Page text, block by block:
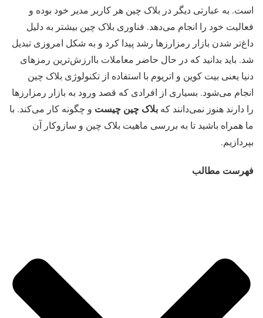
است. به عبارتی دیگر در بلاک چین هر کاربر مدیر خود بوده و
فعالیت خود را انجام می‌دهد. فناوری بلاک چین بیشتر به دلیل
داغ‌تر شدن بازار رمزارزها رشد پیدا کرد و به شکل امروزی تبدیل
شد. باید بدانید که در حال حاضر معاملات باارزش‌ترین رمزهای
دنیا یعنی بیت کوین و اتریوم با استفاده از تکنولوژی بلاک چین
انجام می‌شود. بسیاری از افرادی که قصد ورود به بازار رمزارزها
را دارند هنوز نمی‌دانند که بلاک چین چیست و چگونه کار می‌کند. با
ما همراه باشید تا به بررسی ماهیت بلاک چین و سازوکار آن
بپردازیم.
فهرست مطالب